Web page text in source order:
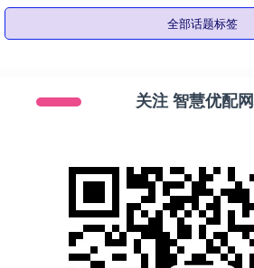
全部话题标签
关注 智慧优配